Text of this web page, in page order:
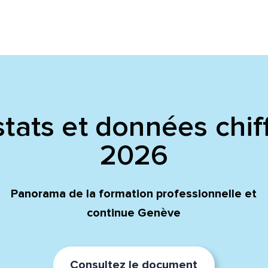
et données
2026
Panorama de la formation professionnelle et
continue Genève